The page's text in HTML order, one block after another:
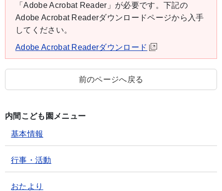
「Adobe Acrobat Reader」が必要です。下記の
Adobe Acrobat Readerダウンロードページから入手
してください。
Adobe Acrobat Readerダウンロード
前のページへ戻る
内間こども園メニュー
基本情報
行事・活動
おたより